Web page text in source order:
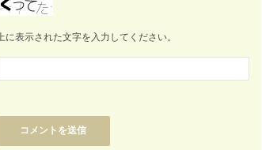
上に表示された文字を入力してください。